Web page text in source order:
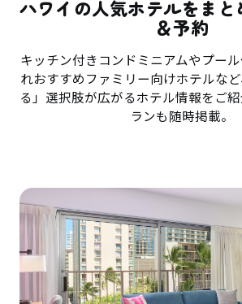
ハワイの人気ホテルをまと
＆予約
キッチン付きコンドミニアムやプー
れおすすめファミリー向けホテルな
る」選択肢が広がるホテル情報をご
ランも随時掲載。